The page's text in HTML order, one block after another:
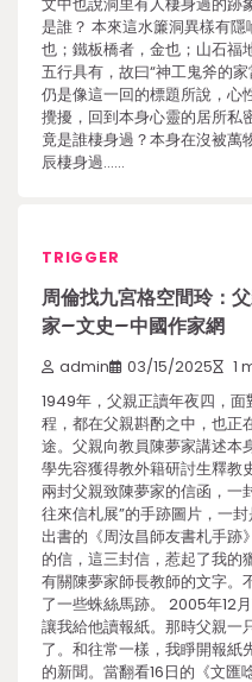
是誰？ 本來這水簾洞異樣有
也；鐵板橋者，金也；山石福
五行具有，故曰“神工鬼斧的
仍是像這一回的標題所說，心
攪擾，回到本身心靈的居所私
竟是誰棲身過？本身在沒被萬
辰棲身過……
TRIGGER
周倫找九宮格空間玲：
家–文史–中國作家網
admin 03/15/2025 1
1949年，父親正讀年夜四，
程，都在父親斟酌之中，也正
途。父親向教員陳夢家講述本
學先容獲得教外籍研討生釋教
兩封父親致陳夢家的信函，
往來信札展”的手跡圖片，一
出書的《周汝昌師友書札手跡
的信，這三封信，惹起了我的
有關陳夢家師長教師的文字。
了一些蛛絲馬跡。 2005年12
讓我給他讀報紙。那時父親一
了。和往常一樣，我睜開報紙
的新聞。當翻看16日的《文匯